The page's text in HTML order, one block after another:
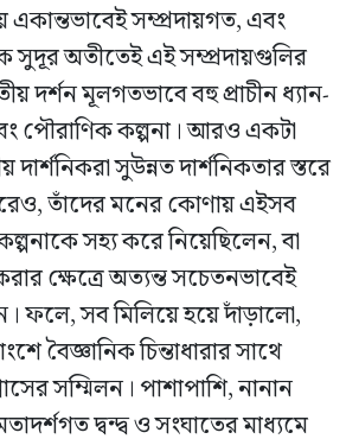
একান্তভাবেই সম্প্রদায়গত, এবং
অতীতেই এই সম্প্রদায়গুলির
দর্শন মূলগতভাবে বহু প্রাচীন ধ্যান-
পৌরাণিক কল্পনা। আরও একটা
সুউন্নত দার্শনিকতার স্তরে
তাঁদের মনের কোণায় এইসব
সহ্য করে নিয়েছিলেন, বা
ক্ষেত্রে অত্যন্ত সচেতনভাবেই
ফলে, সব মিলিয়ে হয়ে দাঁড়ালো,
বৈজ্ঞানিক চিন্তাধারার সাথে
সম্মিলন। পাশাপাশি, নানান
দ্বন্দ্ব ও সংঘাতের মাধ্যমে